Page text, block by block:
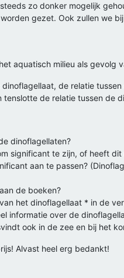
zo donker mogelijk
gezet. Ook zullen we
aquatisch milieu als gevolg
de relatie
de relatie tussen de
dinoflagellaten?
significant te zijn, of heeft
aan te passen?
de boeken?
het dinoflagellaat * in de
informatie over de
ook in de zee en bij het
Alvast heel erg bedankt!